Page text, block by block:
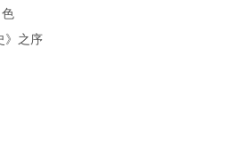
》之序